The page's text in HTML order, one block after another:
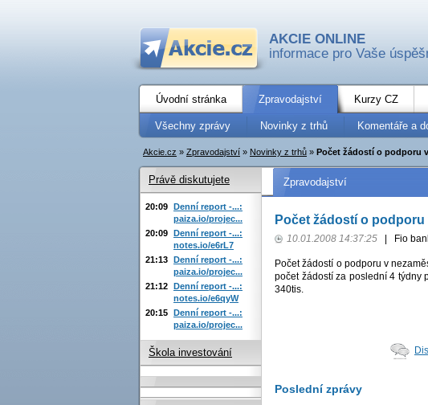
AKCIE ONLINE
informace pro Vaše
Úvodní stránka Zpravodajství Kurzy CZ
Všechny zprávy Novinky z trhů Komentáře a
Akcie.cz » Zpravodajství » Novinky z trhů » Počet žádostí o podporu
Zpravodajství
Počet žádostí o
10.01.2008 14:37:25 Fio
Počet žádostí o podporu v
počet žádostí za poslední 4 týdny
340tis.
Poslední zprávy
Právě diskutujete
20:09 Denní report -...:
paiza.io/projec...
20:09 Denní report -...:
notes.io/e6rL7
21:13 Denní report -...:
paiza.io/projec...
21:12 Denní report -...:
notes.io/e6qyW
20:15 Denní report -...:
paiza.io/projec...
Škola investování